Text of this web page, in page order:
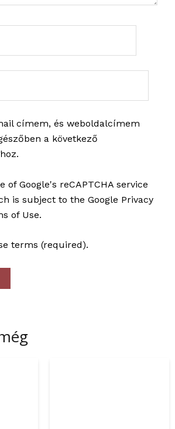
címem, és weboldalcímem
a következő
of Google's reCAPTCHA service
is subject to the Google Privacy
of Use.
terms (required).